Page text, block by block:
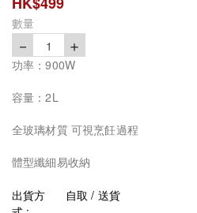
數量
－ 1 ＋
功率：900W
容量：2L
全玻璃材質 可視烹飪過程
體型纖細易收納
出貨方
自取 / 送貨